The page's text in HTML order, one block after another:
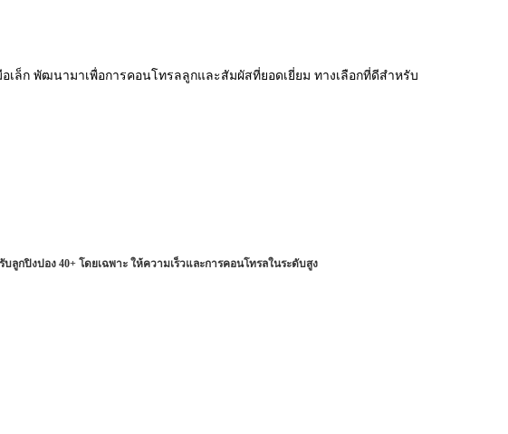
ล็ก พัฒนามาเพื่อการคอนโทรลลูกและสัมผัสที่ยอดเยี่ยม ทางเลือกที่ดีสำหรับ
ลูกปิงปอง 40+ โดยเฉพาะ ให้ความเร็วและการคอนโทรลในระดับสูง